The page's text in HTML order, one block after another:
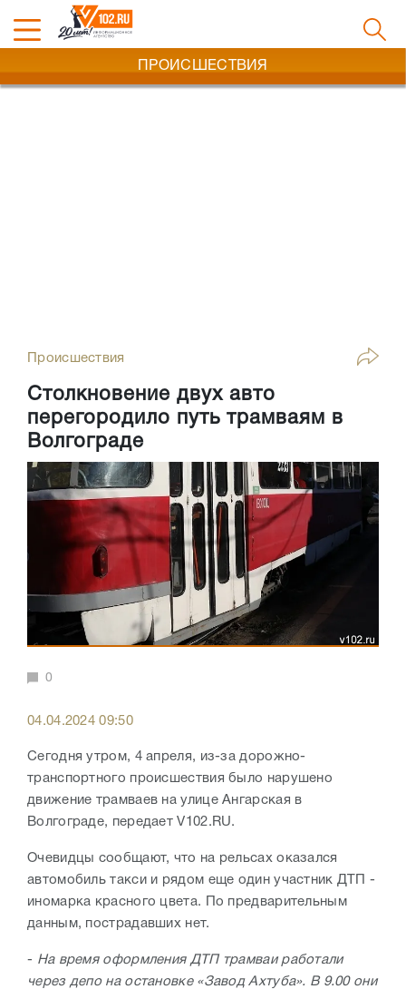
ПРОИСШЕСТВИЯ
Происшествия
Столкновение двух авто
перегородило путь трамваям в
Волгограде
0
04.04.2024 09:50
Сегодня утром, 4 апреля, из-за дорожно-
транспортного происшествия было нарушено
движение трамваев на улице Ангарская в
Волгограде, передает V102.RU.
Очевидцы сообщают, что на рельсах оказался
автомобиль такси и рядом еще один участник ДТП -
иномарка красного цвета. По предварительным
данным, пострадавших нет.
- На время оформления ДТП трамваи работали
через депо на остановке «Завод Ахтуба». В 9.00 они